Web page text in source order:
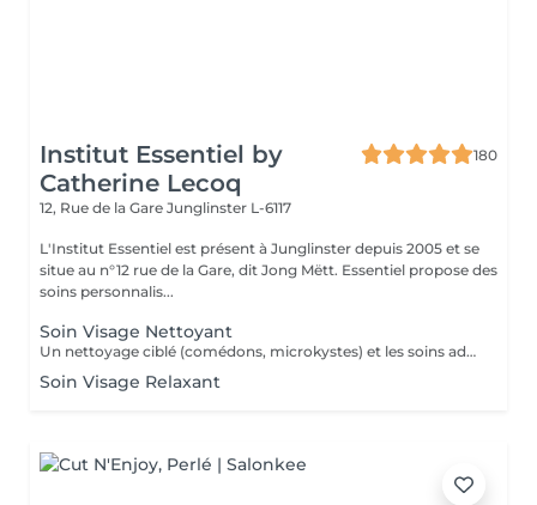
Institut Essentiel by
Catherine Lecoq
180
12, Rue de la Gare Junglinster L-6117
L'Institut Essentiel est présent à Junglinster depuis 2005 et se
situe au n°12 rue de la Gare, dit Jong Mëtt. Essentiel propose des
soins personnalis...
Soin Visage Nettoyant
Un nettoyage ciblé (comédons, microkystes) et les soins adaptés avant et après le nettoyage.
Soin Visage Relaxant